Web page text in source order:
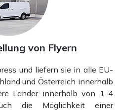
von Flyern
und liefern sie in alle EU-
und Österreich innerhalb
Länder innerhalb von 1-4
die Möglichkeit einer